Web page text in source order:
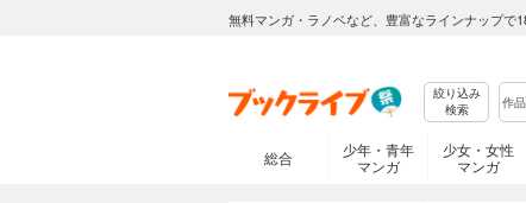
無料マンガ・ラノベなど、豊富なラインナップで
絞り込み
検索
総合
少年・青年
マンガ
少女・女性
マンガ